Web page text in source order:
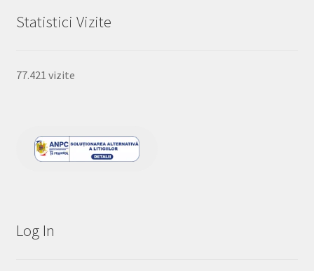
Statistici Vizite
77.421 vizite
Log In